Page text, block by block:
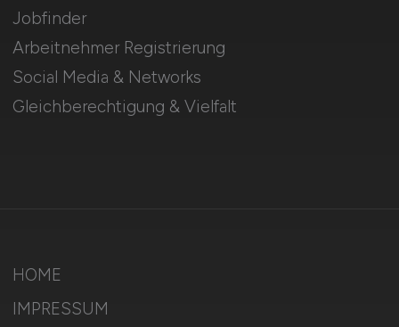
Jobfinder
Arbeitnehmer Registrierung
Social Media & Networks
Gleichberechtigung & Vielfalt
HOME
IMPRESSUM